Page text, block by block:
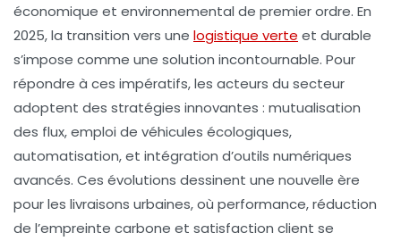
économique et environnemental de premier ordre. En
2025, la transition vers une logistique verte et durable
s’impose comme une solution incontournable. Pour
répondre à ces impératifs, les acteurs du secteur
adoptent des stratégies innovantes : mutualisation
des flux, emploi de véhicules écologiques,
automatisation, et intégration d’outils numériques
avancés. Ces évolutions dessinent une nouvelle ère
pour les livraisons urbaines, où performance, réduction
de l’empreinte carbone et satisfaction client se